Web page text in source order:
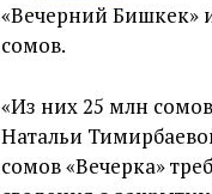
«Вечерний Бишкек»
сомов.
«Из них 25 млн
Натальи
сомов «Вечерка»